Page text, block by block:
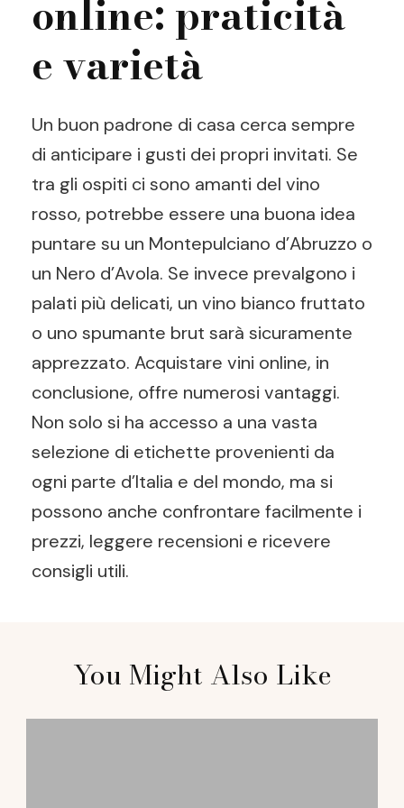
online: praticità
e varietà
Un buon padrone di casa cerca sempre
di anticipare i gusti dei propri invitati. Se
tra gli ospiti ci sono amanti del vino
rosso, potrebbe essere una buona idea
puntare su un Montepulciano d’Abruzzo o
un Nero d’Avola. Se invece prevalgono i
palati più delicati, un vino bianco fruttato
o uno spumante brut sarà sicuramente
apprezzato. Acquistare vini online, in
conclusione, offre numerosi vantaggi.
Non solo si ha accesso a una vasta
selezione di etichette provenienti da
ogni parte d’Italia e del mondo, ma si
possono anche confrontare facilmente i
prezzi, leggere recensioni e ricevere
consigli utili.
Navigation
You Might Also Like